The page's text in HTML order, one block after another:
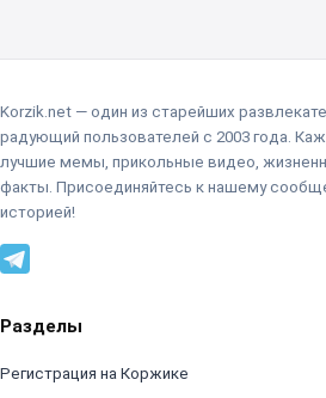
Korzik.net — один из старейших
радующий пользователей с 2003 года.
лучшие мемы, прикольные видео,
факты. Присоединяйтесь к нашему
историей!
Разделы
Регистрация на Коржике